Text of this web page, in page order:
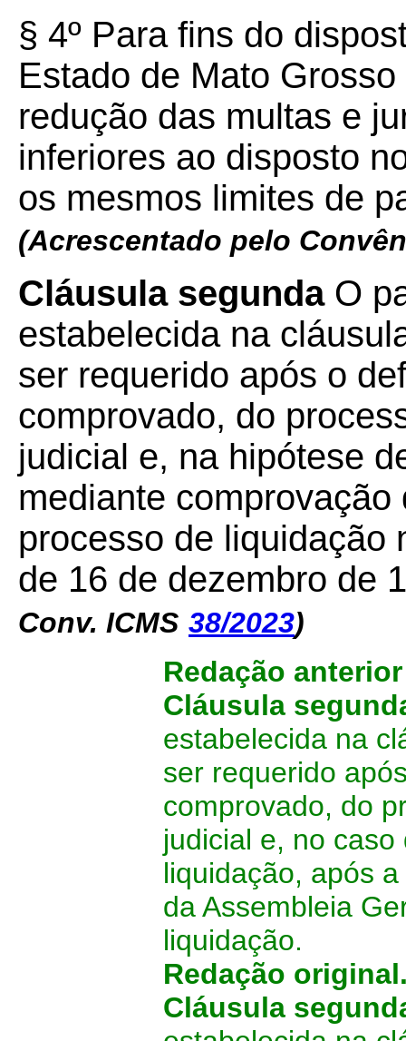
§ 4º Para fins do
Estado de Mato
redução das multas e
inferiores ao disposto
os mesmos limites de
(Acrescentado pelo
Cláusula segundaO
estabelecida na
ser requerido após o
comprovado, do
judicial e, na hipótese
mediante
processo de liquidação
de 16 de dezembro de
Conv. ICMS 38/2023)
Redação
Cláusula
estabelecida na
ser requerido
comprovado, do
judicial e, no
liquidação, após
da Assembleia
liquidação.
Redação
Cláusula